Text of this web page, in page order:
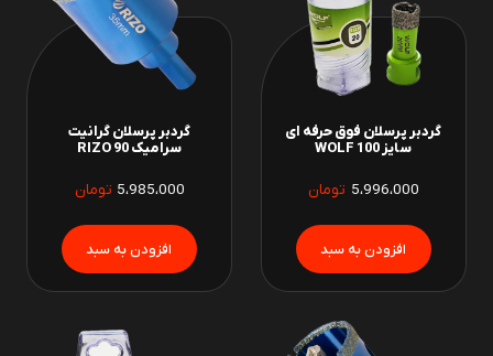
گردبر پرسلان فوق حرفه ای
سایز 100 WOLF
5،996،000 تومان
گردبر پرسلان گرانیت
سرامیک 90 RIZO
5،985،000 تومان